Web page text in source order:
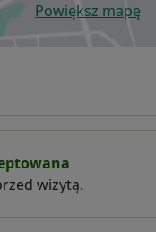
Powiększ mapę
otwiera
wizytą.